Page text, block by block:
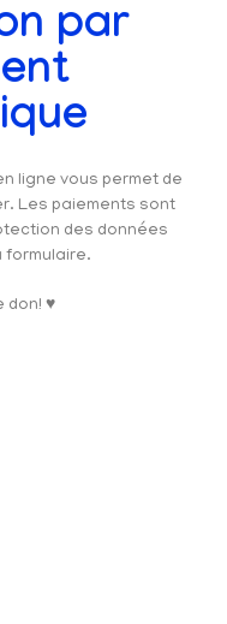
par
ligne vous permet de
Les paiements sont
des données
formulaire.
don! ♥